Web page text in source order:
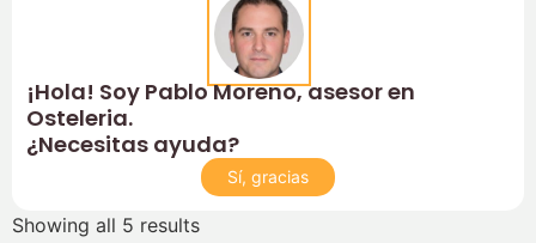
¡Hola! Soy Pablo Moreno, asesor en
Osteleria.
¿Necesitas ayuda?
Sí, gracias
Showing all 5 results